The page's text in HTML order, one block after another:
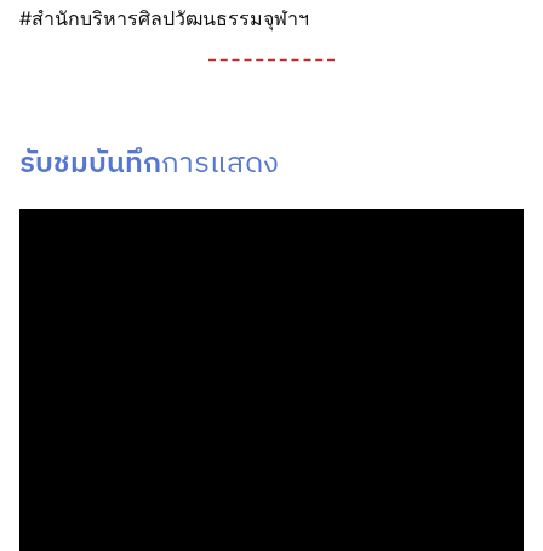
#สำนักบริหารศิลปวัฒนธรรมจุฬาฯ
รับชมบันทึกการแสดง